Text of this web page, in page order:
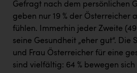
Gefragt nach dem persönlichen
geben nur 19 % der Österreicher
fühlen. Immerhin jeder Zweite
seine Gesundheit „eher gut“. Die
und Frau Österreicher für eine
sind vielfältig: 64 % bewegen